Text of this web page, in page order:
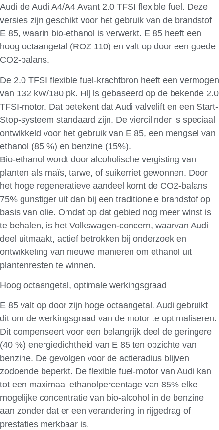
Audi de Audi A4/A4 Avant 2.0 TFSI flexible fuel. Deze
versies zijn geschikt voor het gebruik van de brandstof
E 85, waarin bio-ethanol is verwerkt. E 85 heeft een
hoog octaangetal (ROZ 110) en valt op door een goede
CO2-balans.
De 2.0 TFSI flexible fuel-krachtbron heeft een vermogen
van 132 kW/180 pk. Hij is gebaseerd op de bekende 2.0
TFSI-motor. Dat betekent dat Audi valvelift en een Start-
Stop-systeem standaard zijn. De viercilinder is speciaal
ontwikkeld voor het gebruik van E 85, een mengsel van
ethanol (85 %) en benzine (15%).
Bio-ethanol wordt door alcoholische vergisting van
planten als maïs, tarwe, of suikerriet gewonnen. Door
het hoge regeneratieve aandeel komt de CO2-balans
75% gunstiger uit dan bij een traditionele brandstof op
basis van olie. Omdat op dat gebied nog meer winst is
te behalen, is het Volkswagen-concern, waarvan Audi
deel uitmaakt, actief betrokken bij onderzoek en
ontwikkeling van nieuwe manieren om ethanol uit
plantenresten te winnen.
Hoog octaangetal, optimale werkingsgraad
E 85 valt op door zijn hoge octaangetal. Audi gebruikt
dit om de werkingsgraad van de motor te optimaliseren.
Dit compenseert voor een belangrijk deel de geringere
(40 %) energiedichtheid van E 85 ten opzichte van
benzine. De gevolgen voor de actieradius blijven
zodoende beperkt. De flexible fuel-motor van Audi kan
tot een maximaal ethanolpercentage van 85% elke
mogelijke concentratie van bio-alcohol in de benzine
aan zonder dat er een verandering in rijgedrag of
prestaties merkbaar is.